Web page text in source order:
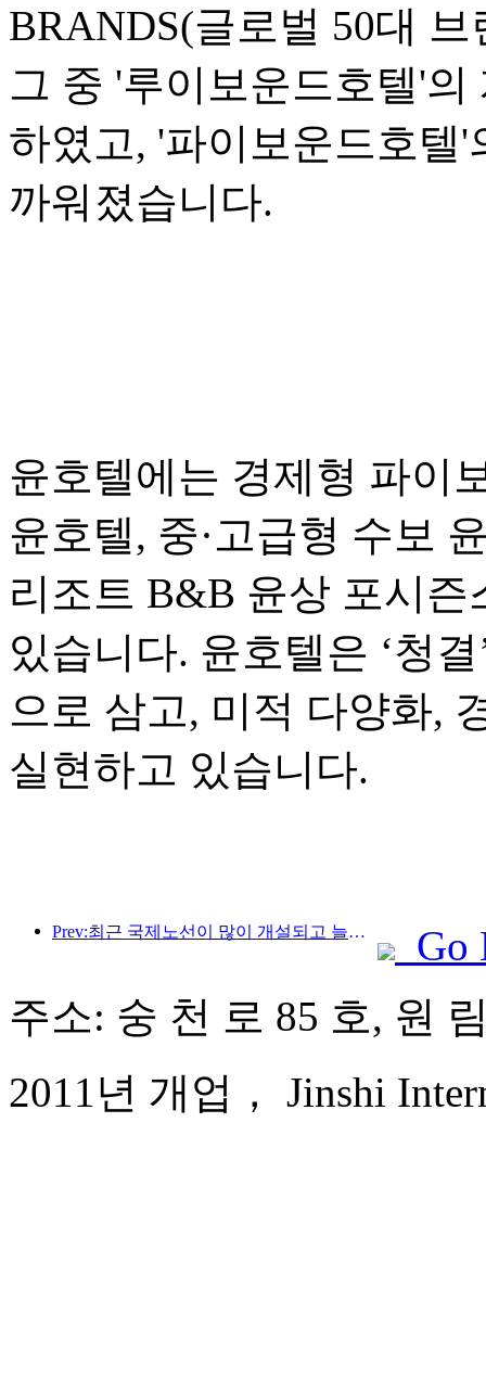
BRANDS(글로벌 50대
그 중 '루이보운드호텔'
하였고, '파이보운드호텔'
까워졌습니다.
윤호텔에는 경제형 파이
윤호텔, 중·고급형 수보
리조트 B&B 윤상 포시
있습니다. 윤호텔은 ‘청
으로 삼고, 미적 다양화,
실현하고 있습니다.
Prev:최근 국제노선이 많이 개설되고 늘어나고 있습니다.
Go
주소: 숭 천 로 85 호, 원
2011년 개업， Jinshi